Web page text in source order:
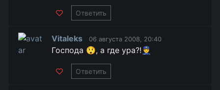
Ответить
Vitaleks 06 августа 2008, 20:40
Господа 😲, а где ура?!👮
Ответить